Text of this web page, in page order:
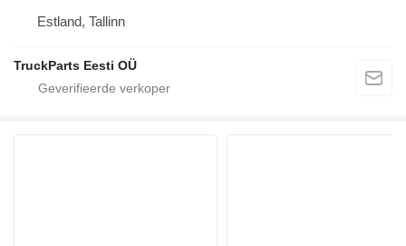
Estland, Tallinn
TruckParts Eesti OÜ